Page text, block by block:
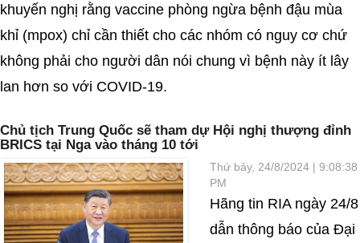
khuyến nghị rằng vaccine phòng ngừa bệnh đậu mùa
khỉ (mpox) chỉ cần thiết cho các nhóm có nguy cơ chứ
không phải cho người dân nói chung vì bệnh này ít lây
lan hơn so với COVID-19.
Chủ tịch Trung Quốc sẽ tham dự Hội nghị thượng đỉnh
BRICS tại Nga vào tháng 10 tới
Thứ bảy, 24/8/2024 | 9:08:38
PM
Hãng tin RIA ngày 24/8
dẫn thông báo của Đại